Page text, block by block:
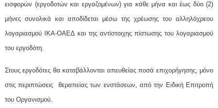
εισφορών (εργοδοτών και εργαζομένων) για κάθε μήνα και έως δύο (2)
μήνες συνολικά και αποδίδεται μέσω της χρέωσης του αλληλόχρεου
λογαριασμού ΙΚΑ-ΟΑΕΔ και της αντίστοιχης πίστωσης του λογαριασμού
του εργοδότη.
Στους εργοδότες θα καταβάλλονται απευθείας ποσά επιχορήγησης, μόνο
στις περιπτώσεις θεραπείας των ενστάσεων, από την Ειδική Επιτροπή
του Οργανισμού.